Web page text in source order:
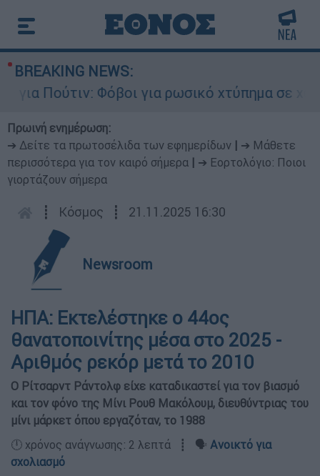
BREAKING NEWS:
Πούτιν: Φόβοι για ρωσικό χτύπημα σε χώρα
Πρωινή ενημέρωση:
➔ Δείτε τα πρωτοσέλιδα των εφημερίδων
➔ Μάθετε
περισσότερα για τον καιρό σήμερα
➔ Εορτολόγιο: Ποιοι
γιορτάζουν σήμερα
┋ Κόσμος ┋ 21.11.2025 16:30
Newsroom
ΗΠΑ: Εκτελέστηκε ο 44ος
θανατοποινίτης μέσα στο 2025 -
Αριθμός ρεκόρ μετά το 2010
Ο Ρίτσαρντ Ράντολφ είχε καταδικαστεί για τον βιασμό
και τον φόνο της Μίνι Ρουθ Μακόλουμ, διευθύντριας του
μίνι μάρκετ όπου εργαζόταν, το 1988
🕛 χρόνος ανάγνωσης: 2 λεπτά ┋ 🗣️ Ανοικτό για
σχολιασμό